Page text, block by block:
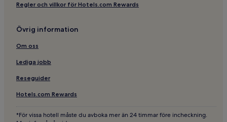
Hotell i närheten av Ringdansen centrum
Hotell i närheten av Ståhl Collection
Hotell i Norrköping
Hotell i närheten av Arbetets museum
Hotell med gym i Centrala Norrköping
Hotell i närheten av Östgötateatern
Hotell med parkering i Centrala Norrköping
Regler och villkor för Hotels.com Rewards
Övrig information
Om oss
Lediga jobb
Reseguider
Hotels.com Rewards
*För vissa hotell måste du avboka mer än 24 timmar före incheckning.